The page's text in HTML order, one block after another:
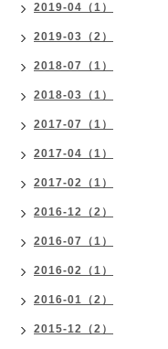
2019-04（1）
2019-03（2）
2018-07（1）
2018-03（1）
2017-07（1）
2017-04（1）
2017-02（1）
2016-12（2）
2016-07（1）
2016-02（1）
2016-01（2）
2015-12（2）